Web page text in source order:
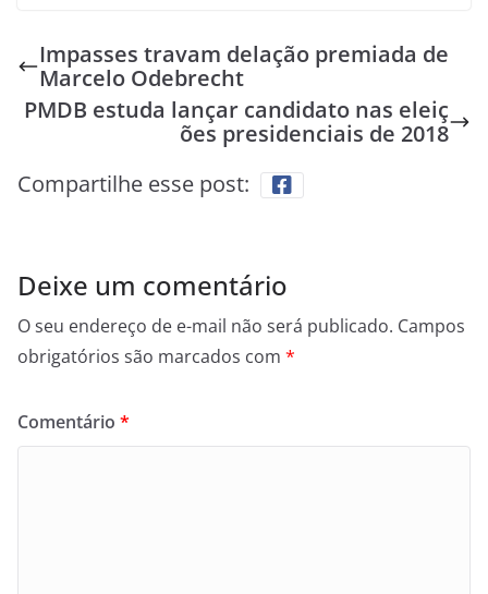
Impasses travam delação premiada de
Marcelo Odebrecht
PMDB estuda lançar candidato nas eleiç
ões presidenciais de 2018
Compartilhe esse post:
Deixe um comentário
O seu endereço de e-mail não será publicado. Campos
obrigatórios são marcados com *
Comentário *